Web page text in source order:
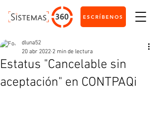
ESCRÍBENOS
Estatus "Cancelable sin
aceptación" en CONTPAQi
dluna52
20 abr 2022 2 min de lectura